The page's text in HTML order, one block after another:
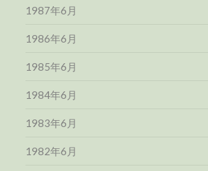
1987年6月
1986年6月
1985年6月
1984年6月
1983年6月
1982年6月